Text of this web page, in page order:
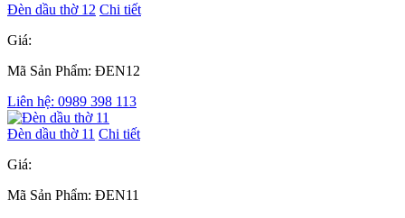
Đèn dầu thờ 12 Chi tiết
Giá:
Mã Sản Phẩm: ĐEN12
Liên hệ: 0989 398 113
Đèn dầu thờ 11 Chi tiết
Giá:
Mã Sản Phẩm: ĐEN11